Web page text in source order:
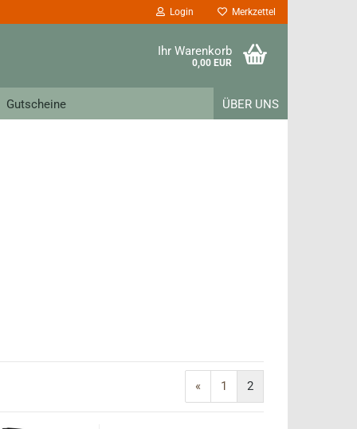
Login Merkzettel
Ihr Warenkorb
0,00 EUR
Gutscheine ÜBER UNS
« 1 2